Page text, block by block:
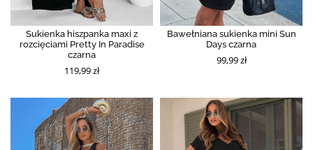
Sukienka hiszpanka maxi z
rozcięciami Pretty In Paradise
czarna
119,99 zł
Bawełniana sukienka mini Sun
Days czarna
99,99 zł